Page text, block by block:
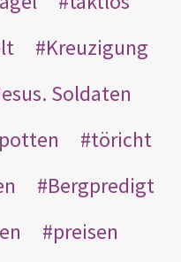
Kreuzigung
Soldaten
töricht
Bergpredigt
preisen